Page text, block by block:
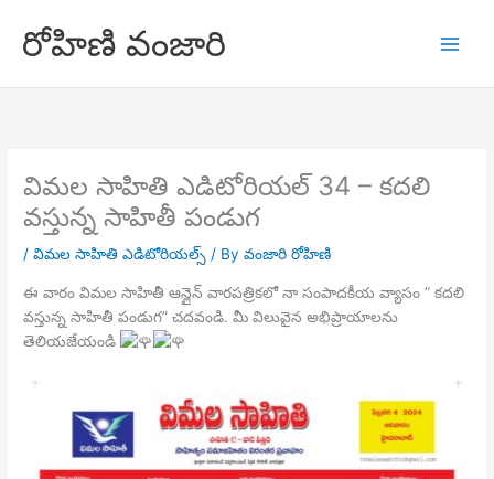
content
రోహిణి వంజారి
విమల సాహితి ఎడిటోరియల్ 34 – కదలి
వస్తున్న సాహితీ పండుగ
/విమల సాహితి ఎడిటోరియల్స్ / Byవంజారి రోహిణి
ఈ వారం విమల సాహితీ ఆన్లైన్ వారపత్రికలో నా సంపాదకీయ వ్యాసం ” కదలి
వస్తున్న సాహితీ పండుగ” చదవండి. మీ విలువైన అభిప్రాయాలను
తెలియజేయండి